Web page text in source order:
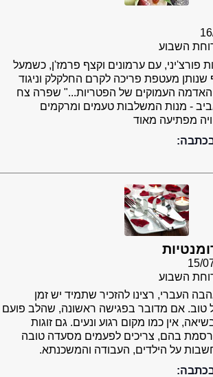
השבוע
פורצ'יני, עם ערמונים וקצף פרמז'ן, כשמעל
שנותן מעטפת פריכה לקרם החלקלק וניגוד
העמוקים של הפטריות..." שפרה צח
- מנות המשלבות טעמים ומרקמים
מפתיעה מאוד
15/
השבוע
העברי, רצינו להזכיר שתמיד יש זמן
טוב. אם מדובר בפגישה ראשונה, שהלב פועם
אין כמו מקום רגוע ונעים. גם זוגות
בהם, צריכים לפעמים מסעדה טובה
על הילדים, העבודה והמשכנתא.